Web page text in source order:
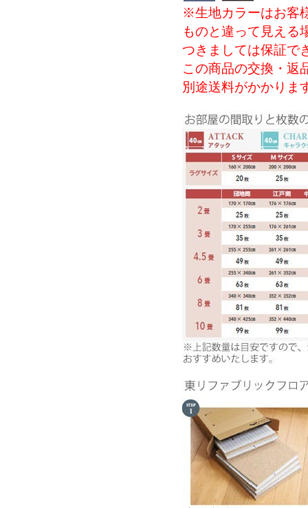
※生地カラーはお客
ものと違って見える
つきましては保証で
この商品の交換・返
別途送料がかかりま